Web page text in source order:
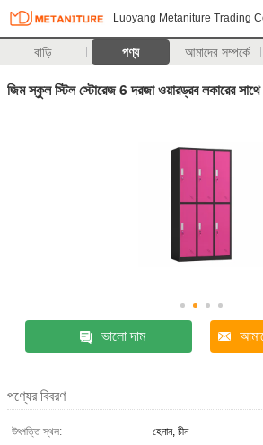
Luoyang Metaniture Trading
বাড়ি পণ্য আমাদের সম্পর্কে
জিম স্কুল স্টিল স্টোরেজ 6 দরজা ওয়ারড্রব লকারের
ভালো দাম
পণ্যের বিবরণ
উৎপত্তি স্থল:
হেনান, চীন